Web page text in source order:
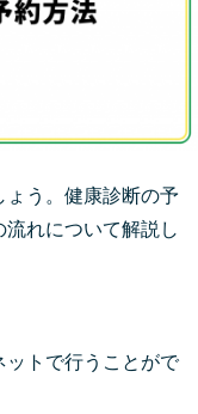
ょう。健康診断の予
れについて解説し
ットで行うことがで